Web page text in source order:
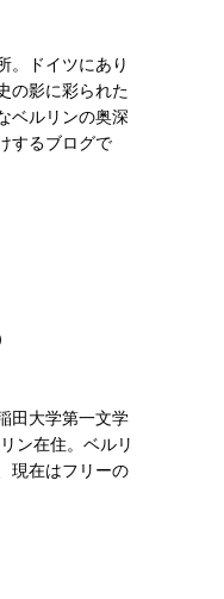
。ドイツにあり
の影に彩られた
ベルリンの奥深
するブログで
田大学第一文学
ン在住。ベルリ
現在はフリーの